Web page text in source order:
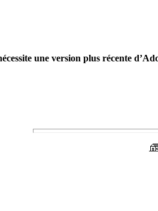
une version plus récente